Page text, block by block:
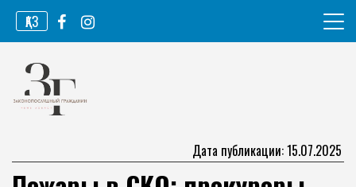
Перейти
содержимому
ҚАЗ
Законопослушный гражданин
Дата публикации: 15.07.2025